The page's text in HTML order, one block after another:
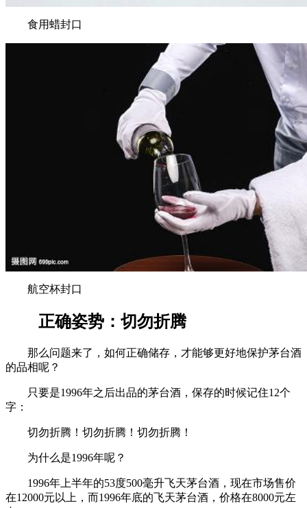
食用蜡封口
航空杯封口
正确姿势：切勿折腾
那么问题来了，如何正确储存，才能够更好地保护茅台酒
的品相呢？
只要是1996年之后出品的茅台酒，保存的时候记住12个
字：
切勿折腾！切勿折腾！切勿折腾！
为什么是1996年呢？
1996年上半年的53度500毫升飞天茅台酒，现在市场售价
在12000元以上，而1996年底的飞天茅台酒，价格在8000元左